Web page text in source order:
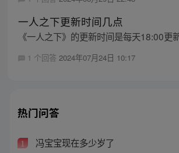
一人之下更新时间几点
《一人之下》的更新时间是每天18:00更新
1 个回答 2024年07月24日 10:17
热门问答
1 冯宝宝现在多少岁了